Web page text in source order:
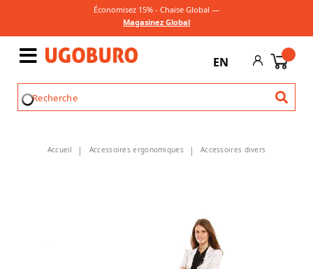
Économisez 15% - Chaise Global —
Magasinez Global
EN
Accueil Accessoires ergonomiques Accessoires divers